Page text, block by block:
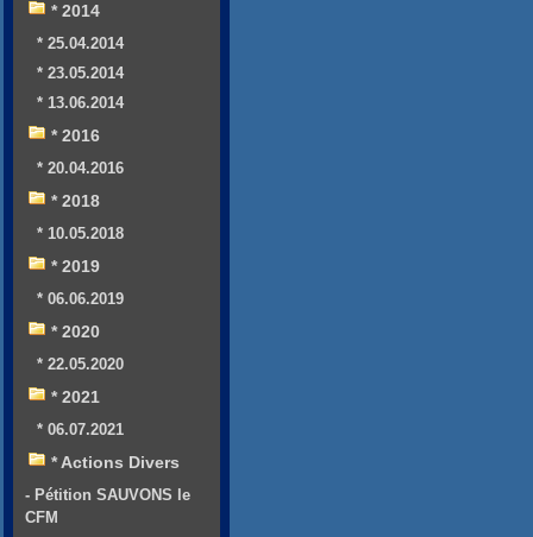
* 2014
* 25.04.2014
* 23.05.2014
* 13.06.2014
* 2016
* 20.04.2016
* 2018
* 10.05.2018
* 2019
* 06.06.2019
* 2020
* 22.05.2020
* 2021
* 06.07.2021
* Actions Divers
- Pétition SAUVONS le
CFM